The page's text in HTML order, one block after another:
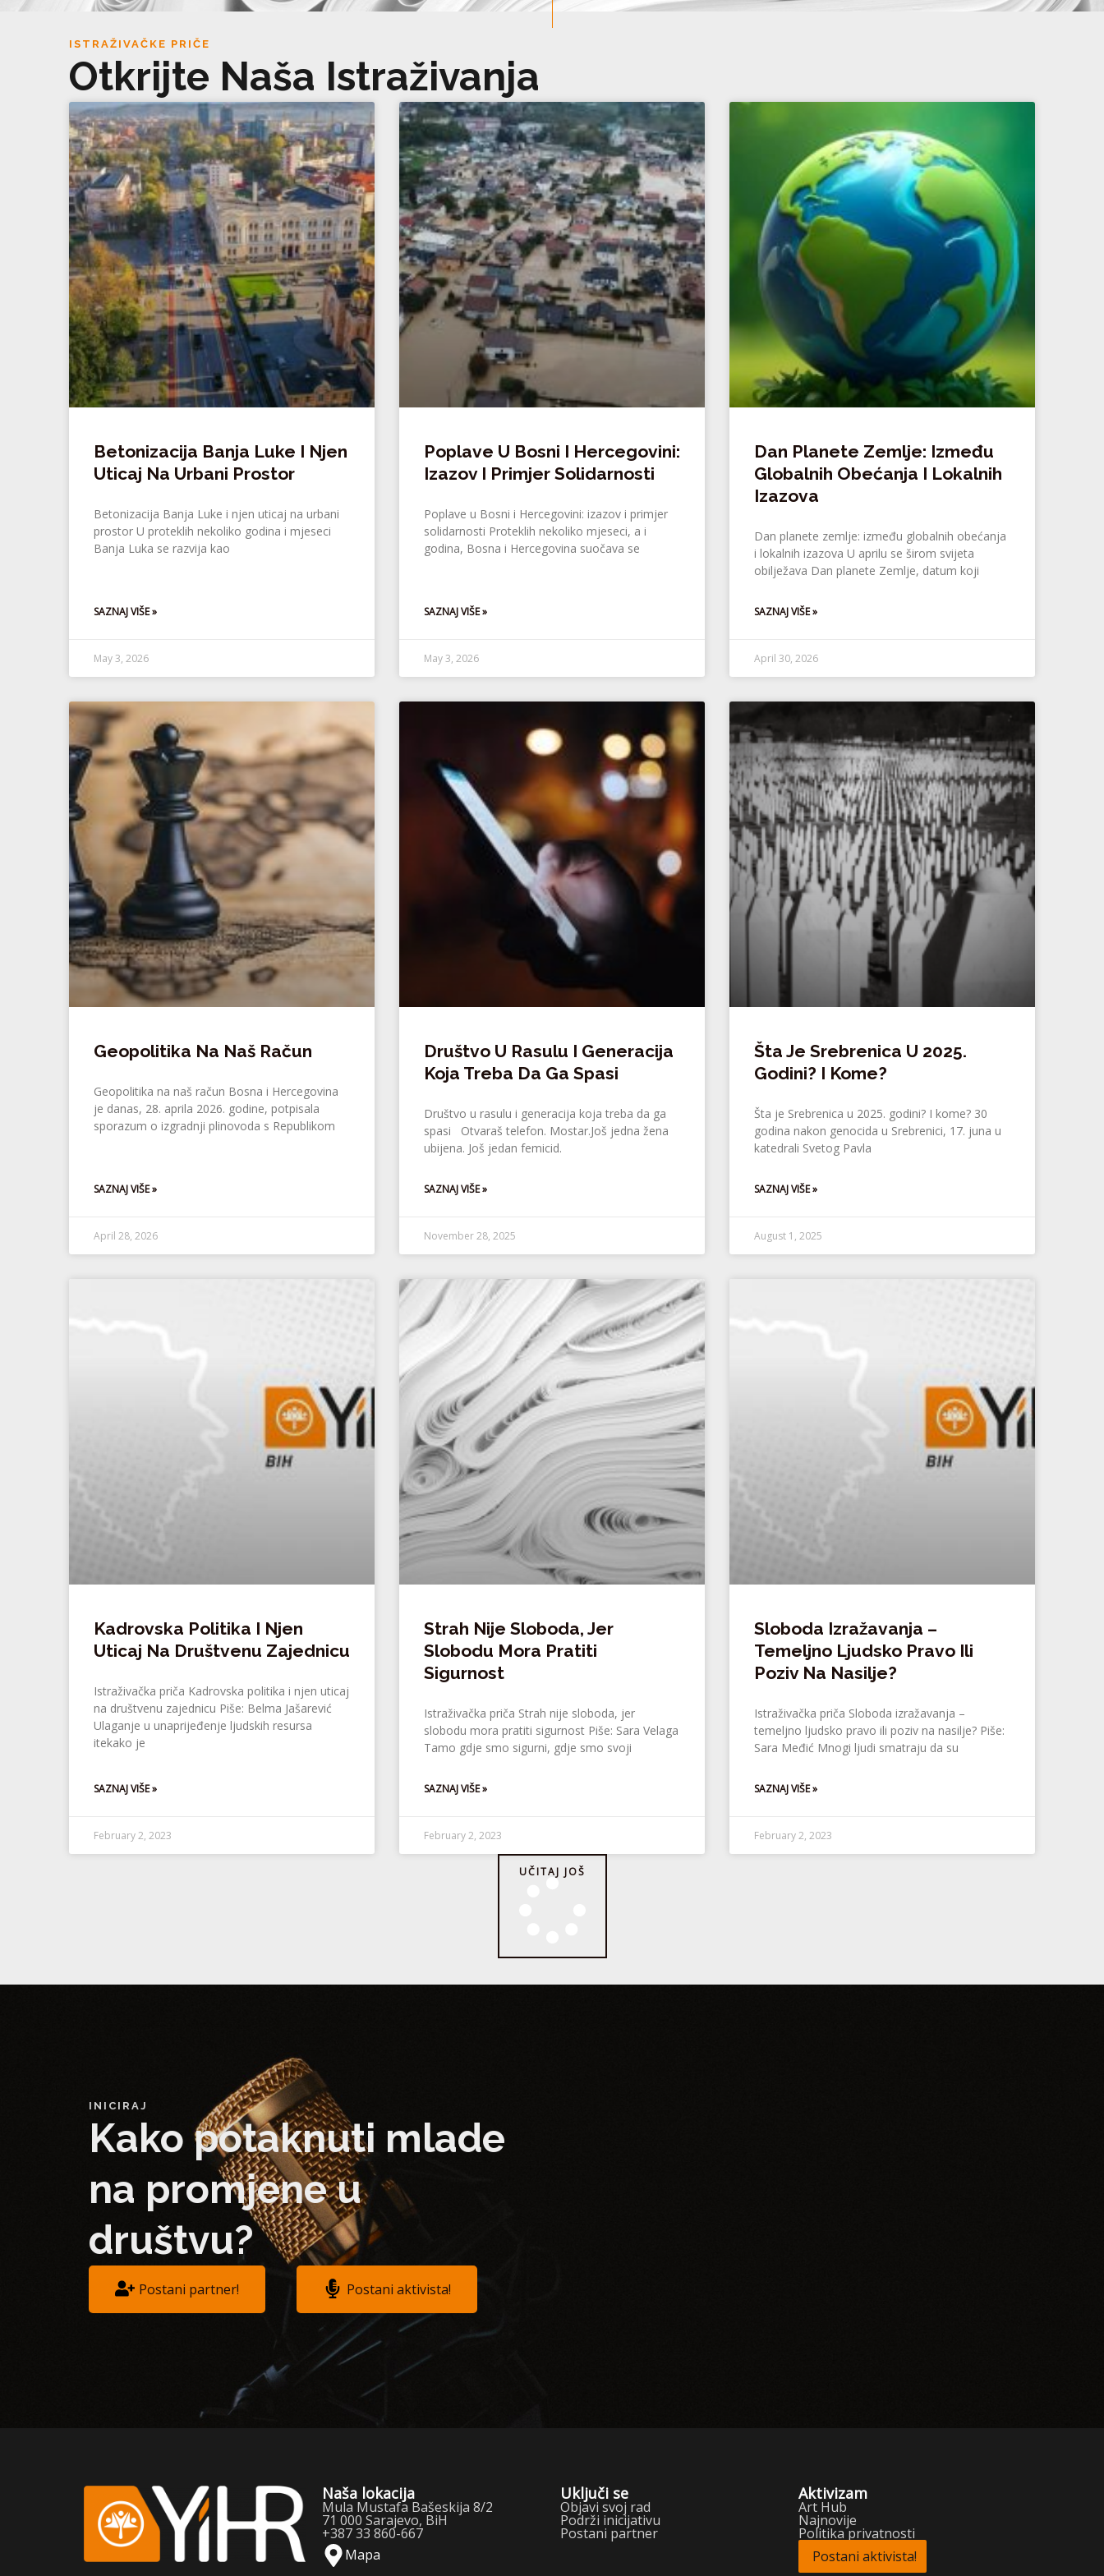
ISTRAŽIVAČKE PRIČE
Otkrijte Naša Istraživanja
Betonizacija Banja Luke I Njen
Uticaj Na Urbani Prostor
Betonizacija Banja Luke i njen uticaj na urbani
prostor U proteklih nekoliko godina i mjeseci
Banja Luka se razvija kao
SAZNAJ VIŠE »
May 3, 2026
Poplave U Bosni I Hercegovini:
Izazov I Primjer Solidarnosti
Poplave u Bosni i Hercegovini: izazov i primjer
solidarnosti Proteklih nekoliko mjeseci, a i
godina, Bosna i Hercegovina suočava se
SAZNAJ VIŠE »
May 3, 2026
Dan Planete Zemlje: Između
Globalnih Obećanja I Lokalnih
Izazova
Dan planete zemlje: između globalnih obećanja
i lokalnih izazova U aprilu se širom svijeta
obilježava Dan planete Zemlje, datum koji
SAZNAJ VIŠE »
April 30, 2026
Geopolitika Na Naš Račun
Geopolitika na naš račun Bosna i Hercegovina
je danas, 28. aprila 2026. godine, potpisala
sporazum o izgradnji plinovoda s Republikom
SAZNAJ VIŠE »
April 28, 2026
Društvo U Rasulu I Generacija
Koja Treba Da Ga Spasi
Društvo u rasulu i generacija koja treba da ga
spasi Otvaraš telefon. Mostar.Još jedna žena
ubijena. Još jedan femicid.
SAZNAJ VIŠE »
November 28, 2025
Šta Je Srebrenica U 2025.
Godini? I Kome?
Šta je Srebrenica u 2025. godini? I kome? 30
godina nakon genocida u Srebrenici, 17. juna u
katedrali Svetog Pavla
SAZNAJ VIŠE »
August 1, 2025
Kadrovska Politika I Njen
Uticaj Na Društvenu Zajednicu
Istraživačka priča Kadrovska politika i njen uticaj
na društvenu zajednicu Piše: Belma Jašarević
Ulaganje u unaprijeđenje ljudskih resursa
itekako je
SAZNAJ VIŠE »
February 2, 2023
Strah Nije Sloboda, Jer
Slobodu Mora Pratiti
Sigurnost
Istraživačka priča Strah nije sloboda, jer
slobodu mora pratiti sigurnost Piše: Sara Velaga
Tamo gdje smo sigurni, gdje smo svoji
SAZNAJ VIŠE »
February 2, 2023
Sloboda Izražavanja –
Temeljno Ljudsko Pravo Ili
Poziv Na Nasilje?
Istraživačka priča Sloboda izražavanja –
temeljno ljudsko pravo ili poziv na nasilje? Piše:
Sara Međić Mnogi ljudi smatraju da su
SAZNAJ VIŠE »
February 2, 2023
UČITAJ JOŠ
INICIRAJ
Kako potaknuti mlade
na promjene u
društvu?
Postani partner! Postani aktivista!
Naša lokacija
Mula Mustafa Bašeskija 8/2
71 000 Sarajevo, BiH
+387 33 860-667
Mapa
Uključi se
Objavi svoj rad
Podrži inicijativu
Postani partner
Aktivizam
Art Hub
Najnovije
Politika privatnosti
Postani aktivista!